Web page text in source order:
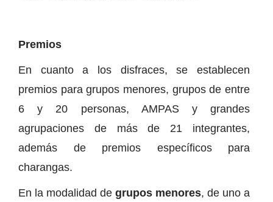
Premios
En cuanto a los disfraces, se establecen
premios para grupos menores, grupos de entre
6 y 20 personas, AMPAS y grandes
agrupaciones de más de 21 integrantes,
además de premios específicos para
charangas.
En la modalidad de grupos menores, de uno a